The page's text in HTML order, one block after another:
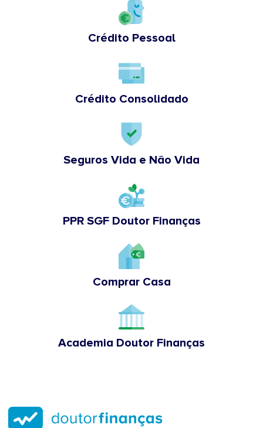
Crédito Pessoal
Crédito Consolidado
Seguros Vida e Não Vida
PPR SGF Doutor Finanças
Comprar Casa
Academia Doutor Finanças